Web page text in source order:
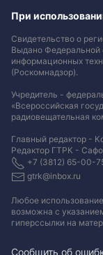
При
Свидетельство о
Выдано Федеральной
информационных
(Роскомнадзор).
Учредитель -
«Всероссийская
радиовещательная
Главный редактор -
Редактор ГТРК -
+7 (3812) 65-00-
gtrk@inbox.ru
Любое
возможна с
гиперссылки на
Сообщить об